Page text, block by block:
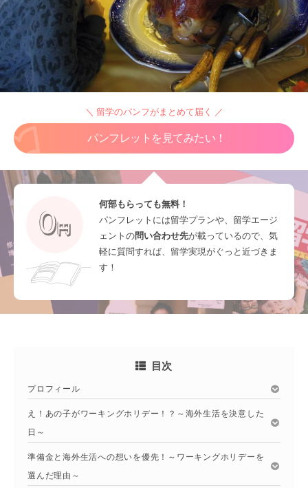
＼ 留学のパンフがまとめて届く ／
パンフレットを見てみたい！
何部もらっても無料！
パンフレットには留学プランや、留学エージ
ェントの問い合わせ先が載っているので、気
軽に質問すれば、留学実現がぐっと近づきま
す！
目次
プロフィール
え！あの子がワーキングホリデー！？～海外生活を決意した
日～
準備金と海外生活への想いを優先！～ワーキングホリデーを
選んだ理由～